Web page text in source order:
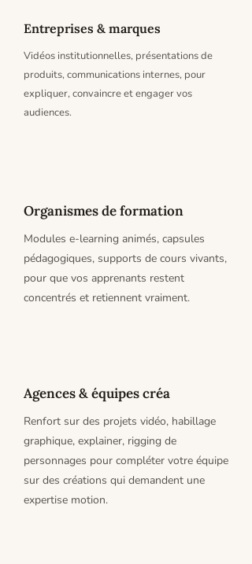
Entreprises & marques
Vidéos institutionnelles, présentations de
produits, communications internes, pour
expliquer, convaincre et engager vos
audiences.
Organismes de formation
Modules e-learning animés, capsules
pédagogiques, supports de cours vivants,
pour que vos apprenants restent
concentrés et retiennent vraiment.
Agences & équipes créa
Renfort sur des projets vidéo, habillage
graphique, explainer, rigging de
personnages pour compléter votre équipe
sur des créations qui demandent une
expertise motion.